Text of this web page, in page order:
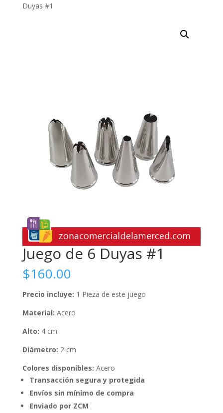
Duyas #1
Juego de 6 Duyas #1
$160.00
Precio incluye: 1 Pieza de este juego
Material: Acero
Alto: 4 cm
Diámetro: 2 cm
Colores disponibles: Acero
Transacción segura y protegida
Envíos sin mínimo de compra
Enviado por ZCM